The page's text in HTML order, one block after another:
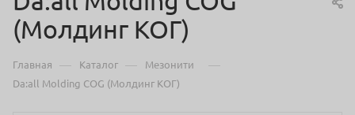
(Молдинг КОГ)
Главная — Каталог — Мезонити —
Da:all Molding COG (Молдинг КОГ)